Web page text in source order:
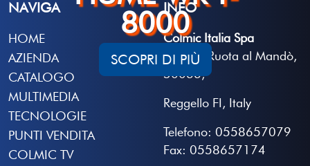
8000
SCOPRI DI PIÙ
NAVIGA
HOME
AZIENDA
CATALOGO
MULTIMEDIA
TECNOLOGIE
PUNTI VENDITA
COLMIC TV
INFO
Colmic Italia Spa
Localita Ruota al Mandò,
50066,
Reggello FI, Italy
Telefono: 0558657079
Fax: 0558657174